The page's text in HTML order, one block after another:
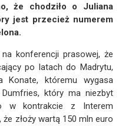
że chodziło o Juliana
jest przecież numerem
konferencji prasowej, że
po latach do Madrytu,
Konate, któremu wygasa
który ma niezbyt
w kontrakcie z Interem
złoży wartą 150 mln euro